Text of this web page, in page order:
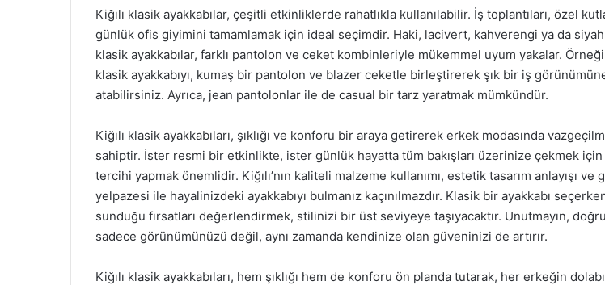
Kiğılı klasik ayakkabılar, çeşitli etkinliklerde rahatlıkla kullanılabilir. İş toplantıları, özel
günlük ofis giyimini tamamlamak için ideal seçimdir. Haki, lacivert, kahverengi ya da siyah
klasik ayakkabılar, farklı pantolon ve ceket kombinleriyle mükemmel uyum yakalar.
klasik ayakkabıyı, kumaş bir pantolon ve blazer ceketle birleştirerek şık bir iş
atabilirsiniz. Ayrıca, jean pantolonlar ile de casual bir tarz yaratmak mümkündür.
Kiğılı klasik ayakkabıları, şıklığı ve konforu bir araya getirerek erkek modasında
sahiptir. İster resmi bir etkinlikte, ister günlük hayatta tüm bakışları üzerinize çekmek
tercihi yapmak önemlidir. Kiğılı’nın kaliteli malzeme kullanımı, estetik tasarım anlayışı ve
yelpazesi ile hayalinizdeki ayakkabıyı bulmanız kaçınılmazdır. Klasik bir ayakkabı seçerken
sunduğu fırsatları değerlendirmek, stilinizi bir üst seviyeye taşıyacaktır. Unutmayın,
sadece görünümünüzü değil, aynı zamanda kendinize olan güveninizi de artırır.
Kiğılı klasik ayakkabıları, hem şıklığı hem de konforu ön planda tutarak, her erkeğin